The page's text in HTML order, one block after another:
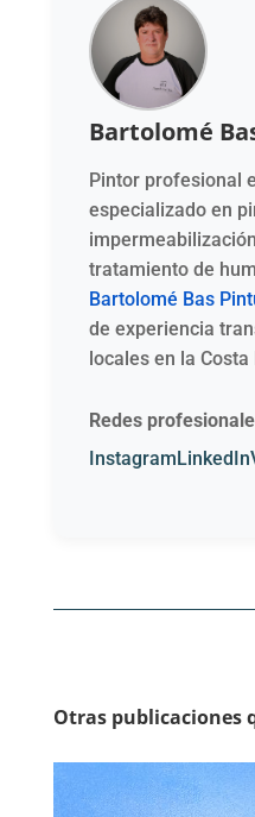
Bartolomé
Pintor profesional
especializado en
tratamiento de
Bartolomé Bas
de experiencia
locales en la Costa
Redes
InstagramLinkedIn
Otras publicaciones